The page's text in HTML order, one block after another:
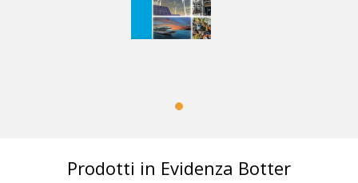
Prodotti in Evidenza Botter